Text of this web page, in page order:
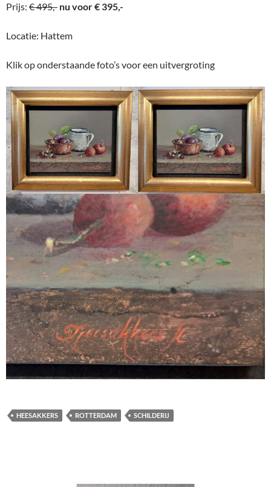
Prijs: € 495,- nu voor € 395,-
Locatie: Hattem
Klik op onderstaande foto’s voor een uitvergroting
HEESAKKERS ROTTERDAM SCHILDERIJ